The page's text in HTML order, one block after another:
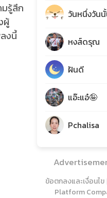
รู้สึก
ผู้
งนี้
วันหนึ่งวัน
หงส์ดรุณ
ฝันดี
แอ๊ะแอ๋🤪
Pchalisa
ข้อตกลงและเงื่อนไข
Platform